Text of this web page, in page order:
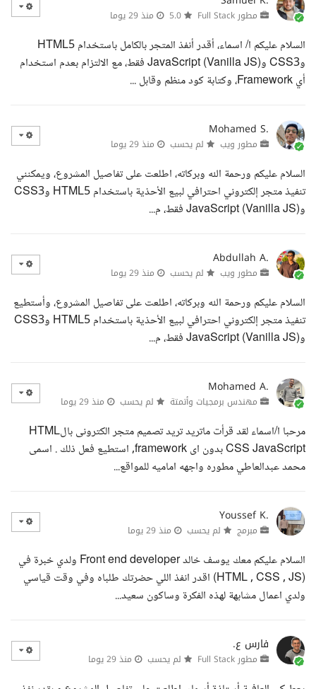
مطور Full Stack منذ 29 يوما
السلام عليكم ا/ اسماء، أقدر أنفذ المتجر بالكامل باستخدام HTML5
وCSS3 وJavaScript (Vanilla JS) فقط، مع الالتزام بعدم استخدام
أي Framework، وكتابة كود منظم وقابل ...
Mohamed S.
مطور ويب لم يحسب منذ 29 يوما
السلام عليكم ورحمة الله وبركاته، اطلعت على تفاصيل المشروع، ويمكنني
تنفيذ متجر إلكتروني احترافي لبيع الأحذية باستخدام HTML5 وCSS3
وJavaScript (Vanilla JS) فقط، م...
Abdullah A.
مطور ويب لم يحسب منذ 29 يوما
السلام عليكم ورحمة الله وبركاته، اطلعت على تفاصيل المشروع، وأستطيع
تنفيذ متجر إلكتروني احترافي لبيع الأحذية باستخدام HTML5 وCSS3
وJavaScript (Vanilla JS) فقط، م...
Mohamed A.
مهندس برمجيات وأتمتة لم يحسب منذ 29 يوما
مرحبا ا/اسماء لقد قرأت ماتريد تريد تصميم متجر الكترونى بالHTML
CSS JavaScript بدون اى framework, استطيع فعل ذلك . اسمى
محمد عبدالعاطي مطوره واجهه اماميه للمواقع...
Youssef K.
مبرمج لم يحسب منذ 29 يوما
السلام عليكم معك يوسف خالد Front end developer ولدي خبرة في
(HTML , CSS , JS) اقدر انفذ اللي حضرتك طلباه وفي وقت قياسي
ولدي اعمال مشابهة لهذه الفكرة وساكون سعيد...
فارس ع.
مطور Full Stack لم يحسب منذ 29 يوما